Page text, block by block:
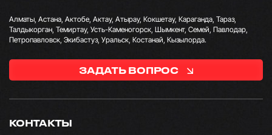
КОНТАКТЫ
Алматы, Астана, Актобе, Актау, Атырау, Кокшетау, Караганда, Тараз,
Талдыкорган, Темиртау, Усть-Каменогорск, Шымкент, Семей, Павлодар,
Петропавловск, Экибастуз, Уральск, Костанай, Кызылорда.
ЗАДАТЬ ВОПРОС